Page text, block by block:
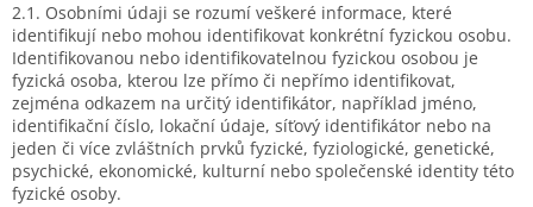
2.1. Osobními údaji se rozumí veškeré informace, které
identifikují nebo mohou identifikovat konkrétní fyzickou osobu.
Identifikovanou nebo identifikovatelnou fyzickou osobou je
fyzická osoba, kterou lze přímo či nepřímo identifikovat,
zejména odkazem na určitý identifikátor, například jméno,
identifikační číslo, lokační údaje, síťový identifikátor nebo na
jeden či více zvláštních prvků fyzické, fyziologické, genetické,
psychické, ekonomické, kulturní nebo společenské identity této
fyzické osoby.